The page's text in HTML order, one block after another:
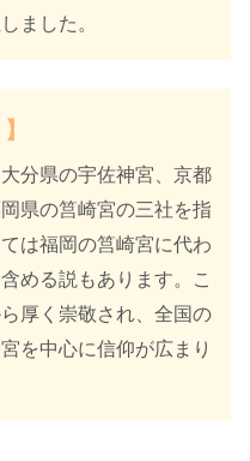
ました。
分県の宇佐神宮、京都
県の筥崎宮の三社を指
は福岡の筥崎宮に代わ
める説もあります。こ
厚く崇敬され、全国の
を中心に信仰が広まり